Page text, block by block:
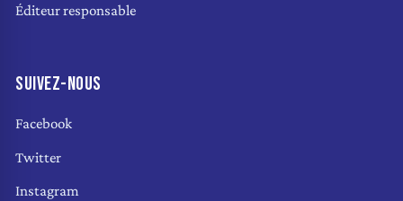
Éditeur responsable
SUIVEZ-NOUS
Facebook
Twitter
Instagram